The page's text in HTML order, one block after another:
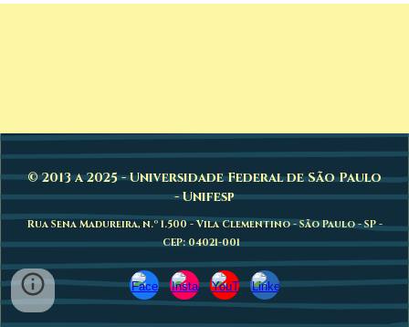
© 2013 a 2025 - Universidade Federal de São Paulo
- Unifesp
Rua Sena Madureira, n.º 1.500 - Vila Clementino - São Paulo - SP -
CEP: 04021-001